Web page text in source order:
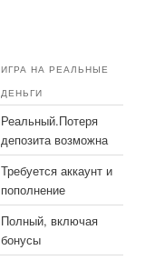
ИГРА НА РЕАЛЬНЫЕ
ДЕНЬГИ
Реальный.Потеря
депозита возможна
Требуется аккаунт и
пополнение
Полный, включая
бонусы